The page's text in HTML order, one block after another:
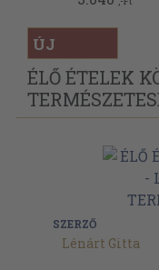
ÚJ
KÖNYV
ÉLŐ ÉTELEK
SZERZŐ
Lénárt Gitta